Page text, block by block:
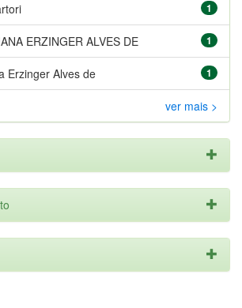
1
1
ERZINGER ALVES DE
1
Erzinger Alves de
ver mais >